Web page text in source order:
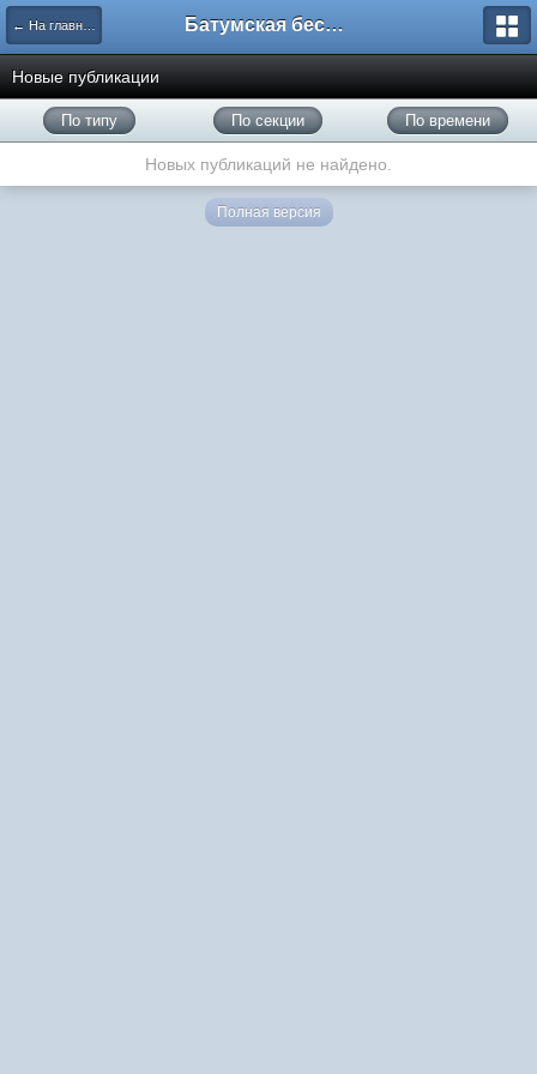
← На главную Батумская беседка
Новые публикации
По типу По секции По времени
Новых публикаций не найдено.
Полная версия